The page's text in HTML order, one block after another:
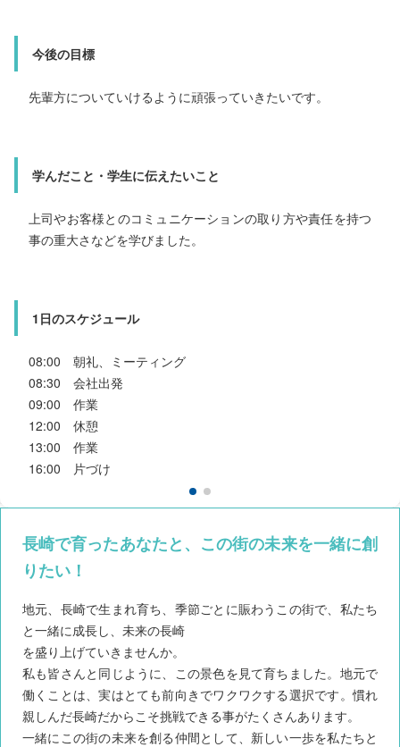
今後の目標
先輩方についていけるように頑張っていきたいです。
学んだこと・学生に伝えたいこと
上司やお客様とのコミュニケーションの取り方や責任を持つ
事の重大さなどを学びました。
1日のスケジュール
08:00 朝礼、ミーティング
08:30 会社出発
09:00 作業
12:00 休憩
13:00 作業
16:00 片づけ
今後の目標
作業を任せてもらうためにまずは着実に知識と経験を積ん
で、今までは作業指示を受けていましたが、上司と施工につ
学んだこと・学生に伝えたいこと
1番大きく学んだことは、1人じゃ仕事が仕事だけに留まらず
世の中、みんなが力を合わせないと回らないということで
他業者との兼ね合いが上手くいかないと行程通りに進めるこ
とができず、現場全体に遅れが生じることになります。
もっと細かくいうと、材料の配達が遅れるかどうかから影響
が出るということです。
このことから協力することがいかに大切か、その為に日頃か
ら周りの人とコミュニケーションを図り、良い関係が築ける
ように努めています。
長崎で育ったあなたと、この街の未来を一緒に創
りたい！
地元、長崎で生まれ育ち、季節ごとに賑わうこの街で、私たち
と一緒に成長し、未来の長崎
を盛り上げていきませんか。
私も皆さんと同じように、この景色を見て育ちました。地元で
働くことは、実はとても前向きでワクワクする選択です。慣れ
親しんだ長崎だからこそ挑戦できる事がたくさんあります。
一緒にこの街の未来を創る仲間として、新しい一歩を私たちと